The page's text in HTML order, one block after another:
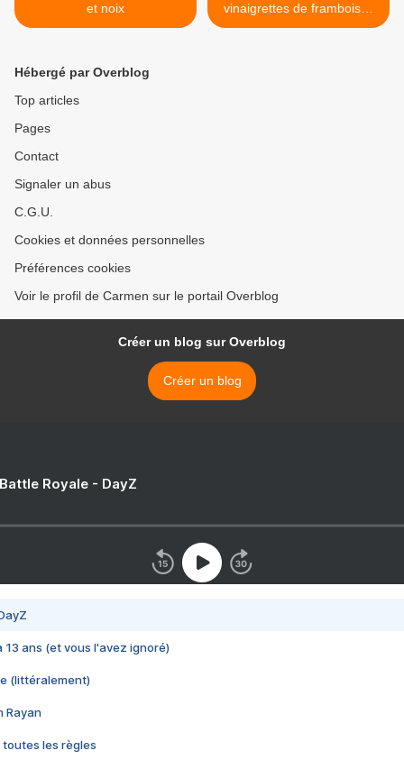
et noix
vinaigrettes de framboises
et fraises >
Hébergé par Overblog
Top articles
Pages
Contact
Signaler un abus
C.G.U.
Cookies et données personnelles
Préférences cookies
Voir le profil de Carmen sur le portail Overblog
Créer un blog sur Overblog
Créer un blog
Royale - DayZ
13 ans (et vous l'avez ignoré)
(littéralement)
Rayan
toutes les règles